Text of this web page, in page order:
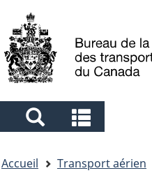
Sélection
de
la
langue
Search
and
menus
and
menus
êtes
Accueil Transport aérien